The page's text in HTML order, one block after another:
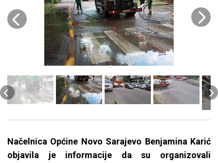
Načelnica Općine Novo Sarajevo Benjamina Karić
objavila je informacije da su organizovali